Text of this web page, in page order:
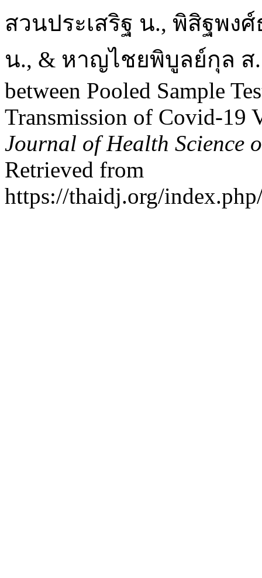
สวนประเสริฐ น., พิสิฐพง
น., & หาญไชยพิบูลย์กุล ส.
between Pooled Sample
Transmission of Covid-19
Journal of Health Science
Retrieved from
https://thaidj.org/